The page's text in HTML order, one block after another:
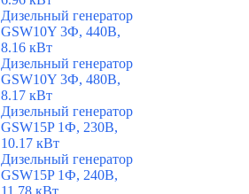
Дизельный генератор
GSW10Y 3Ф, 440В,
8.16 кВт
Дизельный генератор
GSW10Y 3Ф, 480В,
8.17 кВт
Дизельный генератор
GSW15P 1Ф, 230В,
10.17 кВт
Дизельный генератор
GSW15P 1Ф, 240В,